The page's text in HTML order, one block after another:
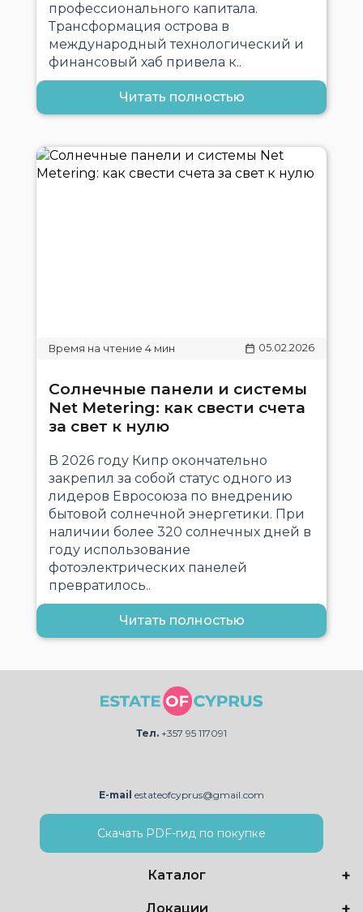
профессионального капитала.
Трансформация острова в
международный технологический и
финансовый хаб привела к..
Читать полностью
05.02.2026
Солнечные панели и системы
Net Metering: как свести счета
за свет к нулю
В 2026 году Кипр окончательно
закрепил за собой статус одного из
лидеров Евросоюза по внедрению
бытовой солнечной энергетики. При
наличии более 320 солнечных дней в
году использование
фотоэлектрических панелей
превратилось..
Читать полностью
Тел. +357 95 117091
E-mail estateofcyprus@gmail.com
Скачать PDF-гид по покупке
Каталог
Локации